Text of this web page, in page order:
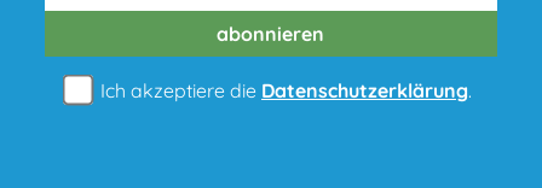
abonnieren
Ich akzeptiere die Datenschutzerklärung.